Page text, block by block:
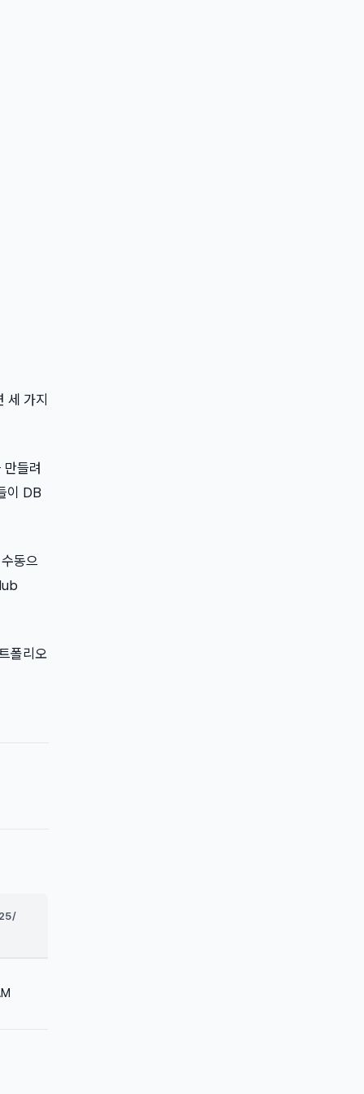
세 가지
들려
이 DB
동으
폴리오